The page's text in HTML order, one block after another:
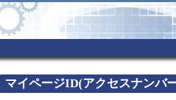
マイページID(アクセスナンバ